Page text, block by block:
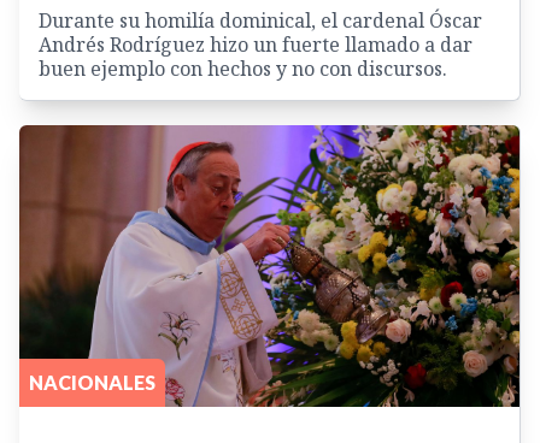
Durante su homilía dominical, el cardenal Óscar
Andrés Rodríguez hizo un fuerte llamado a dar
buen ejemplo con hechos y no con discursos.
NACIONALES